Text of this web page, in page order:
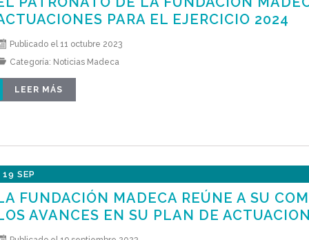
PARA EL EJERCICIO 2024
Publicado el 11 octubre 2023
Categoría: Noticias Madeca
LEER MÁS
19 SEP
FUNDACIÓN MADECA REÚNE A SU
AVANCES EN SU PLAN DE